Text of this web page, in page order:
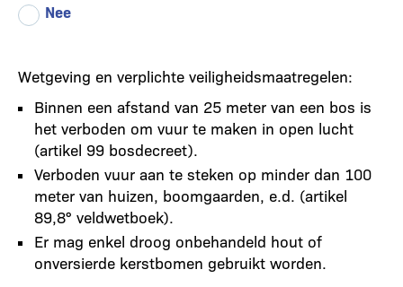
Nee
Wetgeving en verplichte veiligheidsmaatregelen:
Binnen een afstand van 25 meter van een bos is
het verboden om vuur te maken in open lucht
(artikel 99 bosdecreet).
Verboden vuur aan te steken op minder dan 100
meter van huizen, boomgaarden, e.d. (artikel
89,8° veldwetboek).
Er mag enkel droog onbehandeld hout of
onversierde kerstbomen gebruikt worden.